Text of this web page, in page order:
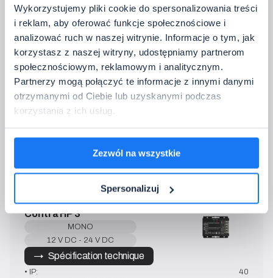
Wykorzystujemy pliki cookie do spersonalizowania treści
i reklam, aby oferować funkcje społecznościowe i
analizować ruch w naszej witrynie. Informacje o tym, jak
korzystasz z naszej witryny, udostępniamy partnerom
społecznościowym, reklamowym i analitycznym.
Partnerzy mogą połączyć te informacje z innymi danymi
otrzymanymi od Ciebie lub uzyskanymi podczas
korzystania z ich usług.
Zezwól na wszystkie
Spersonalizuj
MLR1
MONO
12 V DC - 24 V DC
→   Spécification technique
• IP:
20
• Puissance de sortie 12 V DC:
max. 72 W
• Puissance de sortie 24 V DC
• Pilotage:
2,4 GHz
• Température de fonctionnement:
Contra HP 3
MONO
12 V DC - 24 V DC
→   Spécification technique
• IP:
40